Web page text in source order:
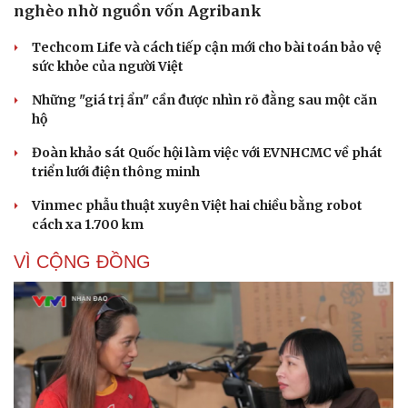
Cải chính
nghèo nhờ nguồn vốn Agribank
Techcom Life và cách tiếp cận mới cho bài toán bảo vệ
sức khỏe của người Việt
Những "giá trị ẩn" cần được nhìn rõ đằng sau một căn
hộ
Đoàn khảo sát Quốc hội làm việc với EVNHCMC về phát
triển lưới điện thông minh
Vinmec phẫu thuật xuyên Việt hai chiều bằng robot
cách xa 1.700 km
VÌ CỘNG ĐỒNG